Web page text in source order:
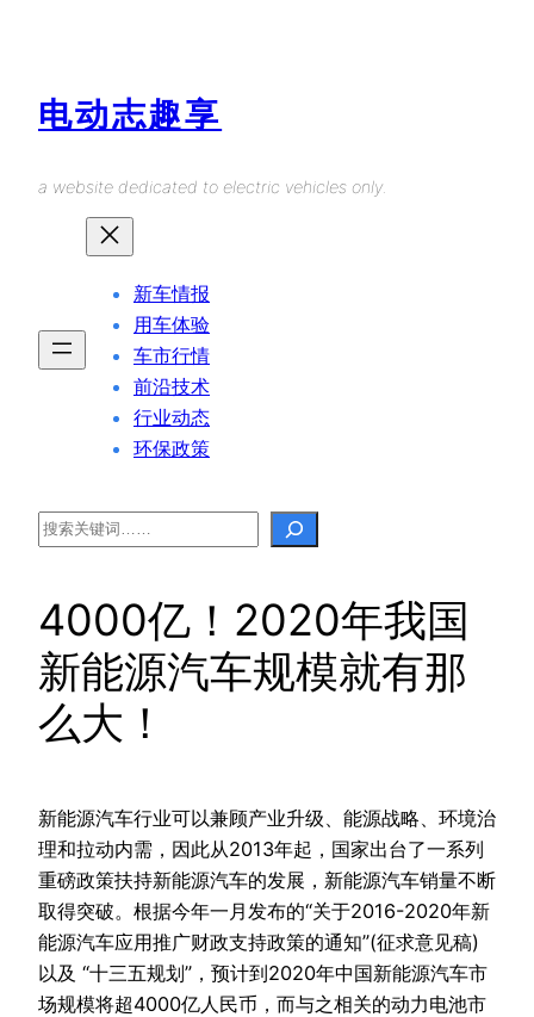
电动志趣享
a website dedicated to electric vehicles only.
新车情报
用车体验
车市行情
前沿技术
行业动态
环保政策
Search
4000亿！2020年我国
新能源汽车规模就有那
么大！
新能源汽车行业可以兼顾产业升级、能源战略、环境治
理和拉动内需，因此从2013年起，国家出台了一系列
重磅政策扶持新能源汽车的发展，新能源汽车销量不断
取得突破。根据今年一月发布的“关于2016-2020年新
能源汽车应用推广财政支持政策的通知”(征求意见稿)
以及 “十三五规划”，预计到2020年中国新能源汽车市
场规模将超4000亿人民币，而与之相关的动力电池市